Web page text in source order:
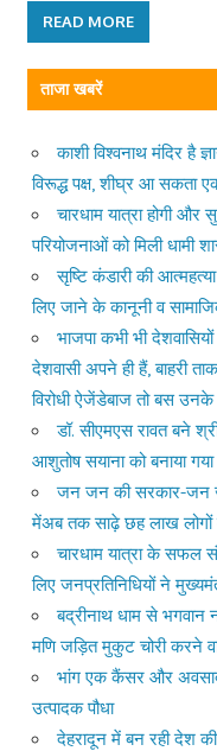
READ MORE
ताजा खबरें
काशी विश्वनाथ मंदिर है
विरूद्ध पक्ष, शीघ्र आ सकता
चारधाम यात्रा होगी
परियोजनाओं को मिली धामी
सृष्टि कंडारी की
लिए जाने के कानूनी व
भाजपा कभी भी
देशवासी अपने ही हैं, बाहरी
विरोधी ऐजेंडेबाज तो बस उनके
डॉ. सीएमएस रावत बने
आशुतोष सयाना को बनाया
जन जन की सरकार-जन
मेंअब तक साढ़े छह लाख लोगों
चारधाम यात्रा के सफल
लिए जनप्रतिनिधियों ने
बद्रीनाथ धाम से भगवान
मणि जड़ित मुकुट चोरी करने
भांग एक कैंसर और अवसाद
उत्पादक पौधा
देहरादून में बन रही देश